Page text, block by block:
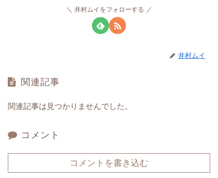
井村ムイをフォローする
井村ムイ
関連記事
関連記事は見つかりませんでした。
コメント
コメントを書き込む